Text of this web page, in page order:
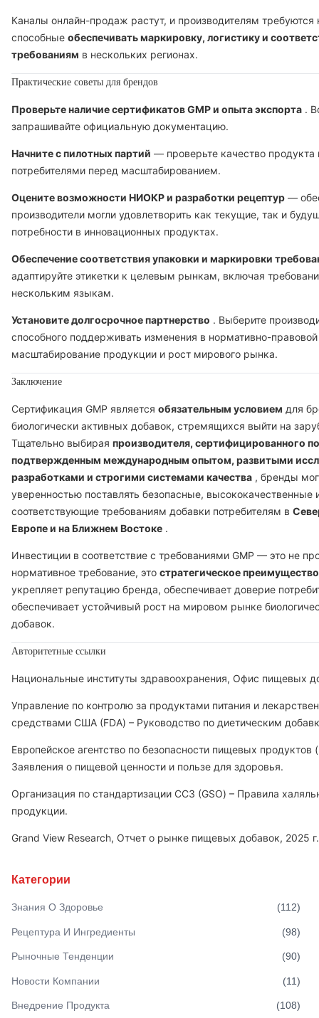
Каналы онлайн-продаж растут, и производителям требуются
способные обеспечивать маркировку, логистику и
требованиям в нескольких регионах.
Практические советы для брендов
Проверьте наличие сертификатов GMP и опыта экспорта .
запрашивайте официальную документацию.
Начните с пилотных партий — проверьте качество продукта
потребителями перед масштабированием.
Оцените возможности НИОКР и разработки рецептур —
производители могли удовлетворить как текущие, так и
потребности в инновационных продуктах.
Обеспечение соответствия упаковки и маркировки
адаптируйте этикетки к целевым рынкам, включая
нескольким языкам.
Установите долгосрочное партнерство . Выберите
способного поддерживать изменения в нормативно-правовой
масштабирование продукции и рост мирового рынка.
Заключение
Сертификация GMP является обязательным условием для
биологически активных добавок, стремящихся выйти на
Тщательно выбирая производителя, сертифицированного
подтвержденным международным опытом, развитыми
разработками и строгими системами качества , бренды
уверенностью поставлять безопасные, высококачественные
соответствующие требованиям добавки потребителям в
Европе и на Ближнем Востоке .
Инвестиции в соответствие с требованиями GMP — это не
нормативное требование, это стратегическое преимущество
укрепляет репутацию бренда, обеспечивает доверие
обеспечивает устойчивый рост на мировом рынке
добавок.
Авторитетные ссылки
Национальные институты здравоохранения, Офис пищевых
Управление по контролю за продуктами питания и
средствами США (FDA) – Руководство по диетическим
Европейское агентство по безопасности пищевых продуктов
Заявления о пищевой ценности и пользе для здоровья.
Организация по стандартизации ССЗ (GSO) – Правила
продукции.
Grand View Research, Отчет о рынке пищевых добавок, 2025 г.
Категории
Знания О Здоровье (112)
Рецептура И Ингредиенты (98)
Рыночные Тенденции (90)
Новости Компании (11)
Внедрение Продукта (108)